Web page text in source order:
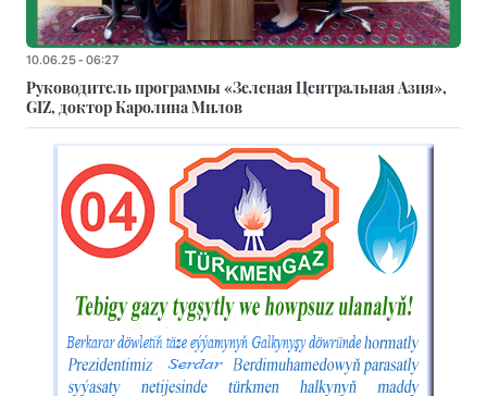
10.06.25 - 06:27
Руководитель программы «Зеленая Центральная Азия»,
GIZ, доктор Каролина Милов